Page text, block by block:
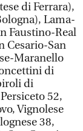
di Ferrara),
Lama-
Faustino-Real
Cesario-San
Maranello
di
di
52,
Vignolese
38,